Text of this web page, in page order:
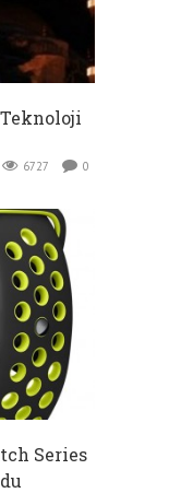
6727 0
Series